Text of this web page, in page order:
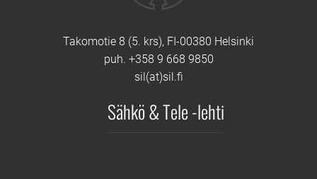
Takomotie 8 (5. krs), FI-00380 Helsinki
puh. +358 9 668 9850
sil(at)sil.fi
Sähkö & Tele -lehti